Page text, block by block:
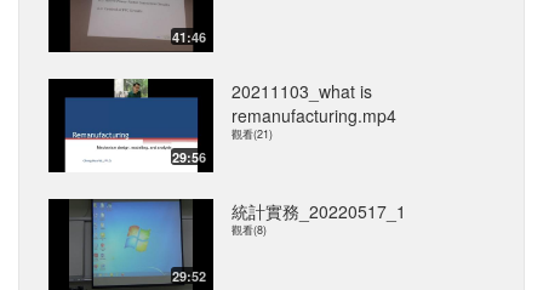
41:46
29:56
20211103_what is
remanufacturing.mp4
觀看(21)
29:52
統計實務_20220517_1
觀看(8)